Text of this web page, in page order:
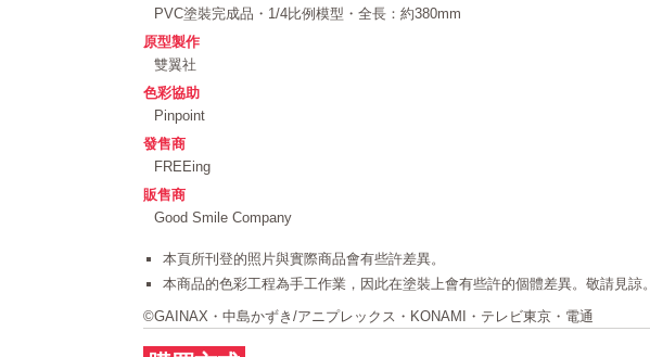
PVC塗裝完成品・1/4比例模型・全長：約380mm
原型製作
雙翼社
色彩協助
Pinpoint
發售商
FREEing
販售商
Good Smile Company
本頁所刊登的照片與實際商品會有些許差異。
本商品的色彩工程為手工作業，因此在塗裝上會有些許的個體差異。敬請見諒。
©GAINAX・中島かずき/アニプレックス・KONAMI・テレビ東京・電通